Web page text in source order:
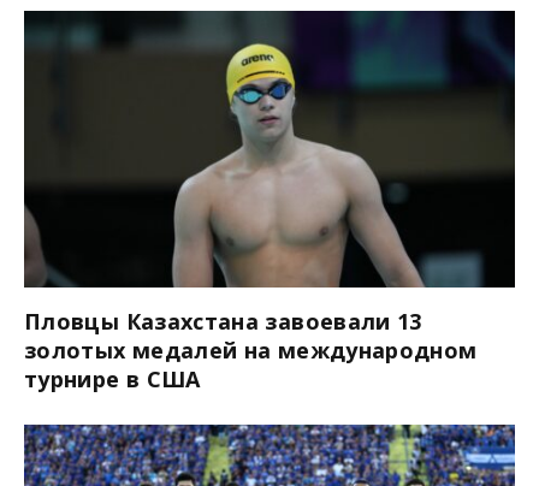
Пловцы Казахстана завоевали 13
золотых медалей на международном
турнире в США